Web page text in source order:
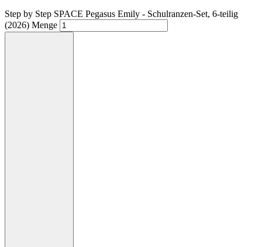
Step by Step SPACE Pegasus Emily - Schulranzen-Set, 6-teilig
(2026) Menge